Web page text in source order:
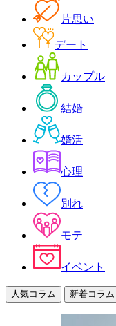
片思い
デート
カップル
結婚
婚活
心理
別れ
モテ
イベント
人気コラム 新着コラム